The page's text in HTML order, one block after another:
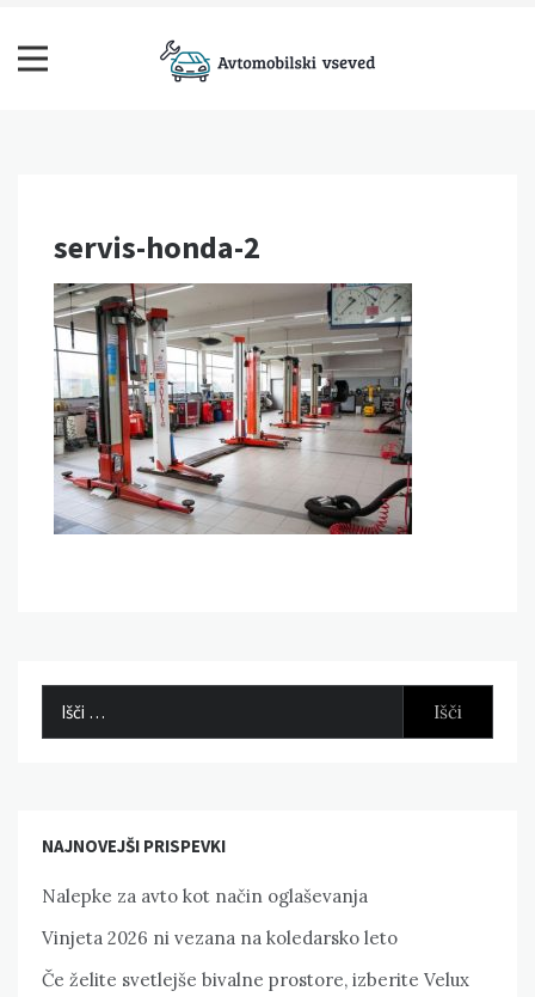
content
servis-honda-2
NAJNOVEJŠI PRISPEVKI
Nalepke za avto kot način oglaševanja
Vinjeta 2026 ni vezana na koledarsko leto
Če želite svetlejše bivalne prostore, izberite Velux